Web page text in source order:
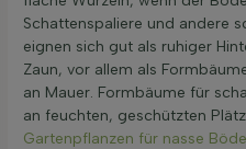
Schattenspaliere und andere
eignen sich gut als ruhiger
Zaun, vor allem als
an Mauer. Formbäume für
an feuchten, geschützten
Gartenpflanzen für nasse